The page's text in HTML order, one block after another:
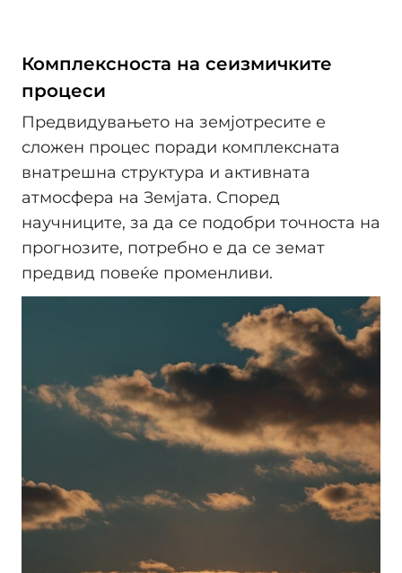
Комплексноста на сеизмичките
процеси
Предвидувањето на земјотресите е
сложен процес поради комплексната
внатрешна структура и активната
атмосфера на Земјата. Според
научниците, за да се подобри точноста на
прогнозите, потребно е да се земат
предвид повеќе променливи.